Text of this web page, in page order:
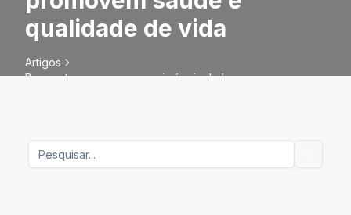
qualidade de vida
Artigos
Bem-estar em casa: como imóveis de luxo promovem